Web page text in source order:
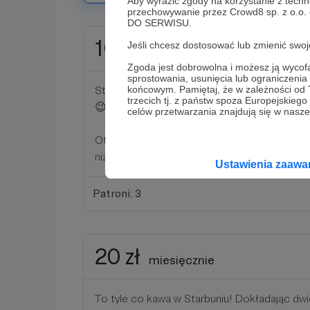
przechowywanie przez Crowd8 sp. z
DO SERWISU.
Jeśli chcesz dostosować lub zmienić
Zgoda jest dobrowolna i możesz ją
sprostowania, usunięcia lub
końcowym. Pamiętaj, że w zależności
trzecich tj. z państw spoza
celów przetwarzania znajdują się w
Ustawienia
10 zł miesięcznie
Stara dobra dycha! Tego władcę polski
😉
Otrzymasz ode mnie dwie naklejki nurkowe +
niższych progach
Patroni: 3
20 zł miesięcznie
To tyle co kawa w Starbuniu! Dokładając